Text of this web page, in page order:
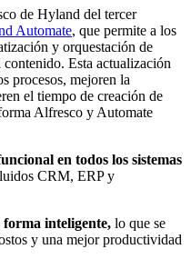
de Hyland del tercer
Automate, que permite a los
y orquestación de
contenido. Esta actualización
procesos, mejoren la
el tiempo de creación de
Alfresco y Automate
en todos los sistemas
CRM, ERP y
forma inteligente, lo que se
y una mejor productividad